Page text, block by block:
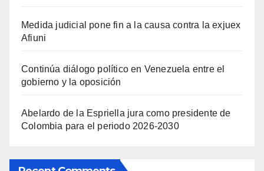
Medida judicial pone fin a la causa contra la exjuex
Afiuni
Continúa diálogo político en Venezuela entre el
gobierno y la oposición
Abelardo de la Espriella jura como presidente de
Colombia para el periodo 2026-2030